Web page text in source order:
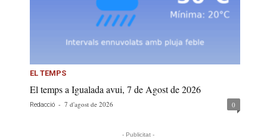
EL TEMPS
El temps a Igualada avui, 7 de Agost de 2026
Redacció - 7 d'agost de 2026 0
- Publicitat -